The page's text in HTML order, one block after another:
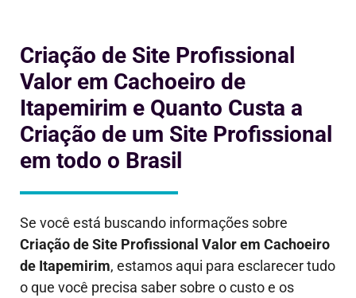
Criação de Site Profissional
Valor em Cachoeiro de
Itapemirim e Quanto Custa a
Criação de um Site Profissional
em todo o Brasil
Se você está buscando informações sobre
Criação de Site Profissional Valor em Cachoeiro
de Itapemirim, estamos aqui para esclarecer tudo
o que você precisa saber sobre o custo e os